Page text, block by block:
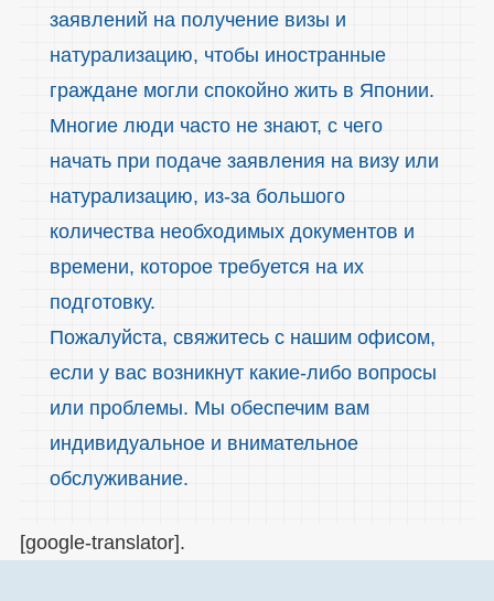
заявлений на получение визы и
натурализацию, чтобы иностранные
граждане могли спокойно жить в Японии.
Многие люди часто не знают, с чего
начать при подаче заявления на визу или
натурализацию, из-за большого
количества необходимых документов и
времени, которое требуется на их
подготовку.
Пожалуйста, свяжитесь с нашим офисом,
если у вас возникнут какие-либо вопросы
или проблемы. Мы обеспечим вам
индивидуальное и внимательное
обслуживание.
[google-translator].